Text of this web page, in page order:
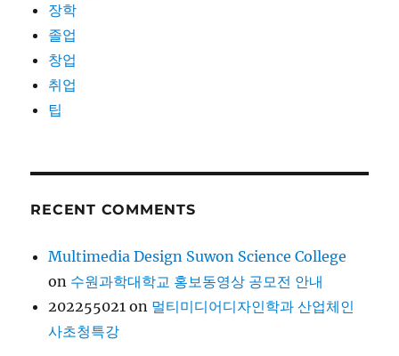
장학
졸업
창업
취업
팁
RECENT COMMENTS
Multimedia Design Suwon Science College
on 수원과학대학교 홍보동영상 공모전 안내
202255021 on 멀티미디어디자인학과 산업체인
사초청특강